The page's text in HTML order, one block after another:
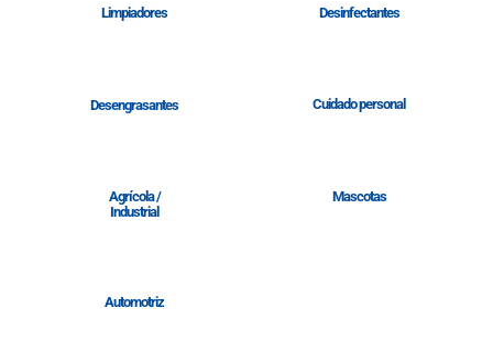
Limpiadores Desinfectantes
Desengrasantes Cuidado personal
Agrícola /
Industrial
Mascotas
Automotriz